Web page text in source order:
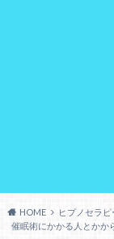
HOME ヒプノセラ
催眠術にかかる人とかか